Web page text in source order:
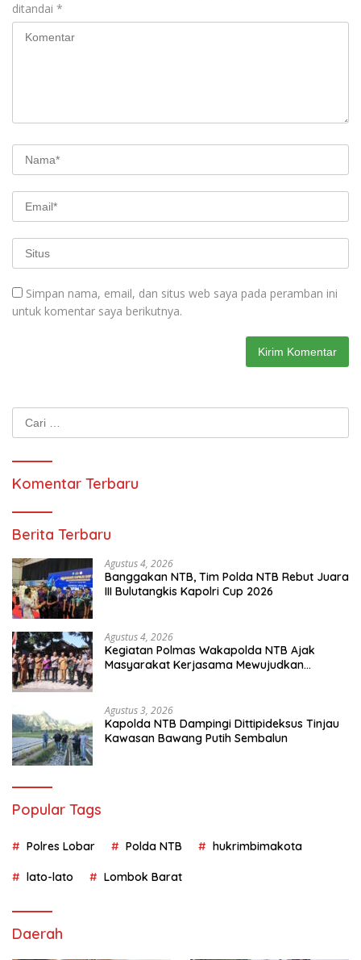
ditandai *
Simpan nama, email, dan situs web saya pada peramban ini
untuk komentar saya berikutnya.
Cari
untuk:
Komentar Terbaru
Berita Terbaru
Agustus 4, 2026
Banggakan NTB, Tim Polda NTB Rebut Juara
III Bulutangkis Kapolri Cup 2026
Agustus 4, 2026
Kegiatan Polmas Wakapolda NTB Ajak
Masyarakat Kerjasama Mewujudkan
Agustus 3, 2026
Kapolda NTB Dampingi Dittipideksus Tinjau
Kawasan Bawang Putih Sembalun
Popular Tags
Polres Lobar Polda NTB hukrimbimakota
lato-lato Lombok Barat
Daerah